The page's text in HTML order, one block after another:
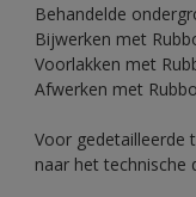
Behandelde
Bijwerken met
Voorlakken met
Afwerken met
Voor gedetailleerde
naar het technische